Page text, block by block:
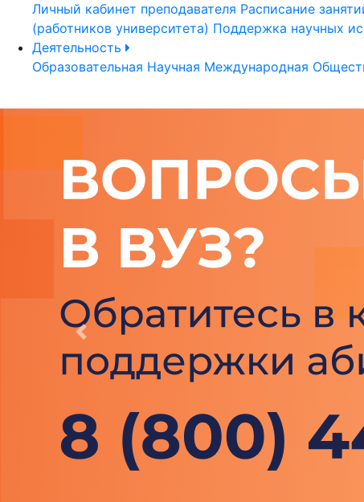
Личный кабинет преподавателя Расписание
(работников университета) Поддержка научных
Деятельность
Образовательная Научная Международная
Previous